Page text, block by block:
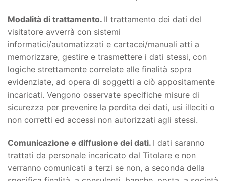
Modalità di trattamento. Il trattamento dei dati del
visitatore avverrà con sistemi
informatici/automatizzati e cartacei/manuali atti a
memorizzare, gestire e trasmettere i dati stessi, con
logiche strettamente correlate alle finalità sopra
evidenziate, ad opera di soggetti a ciò appositamente
incaricati. Vengono osservate specifiche misure di
sicurezza per prevenire la perdita dei dati, usi illeciti o
non corretti ed accessi non autorizzati agli stessi.
Comunicazione e diffusione dei dati. I dati saranno
trattati da personale incaricato dal Titolare e non
verranno comunicati a terzi se non, a seconda della